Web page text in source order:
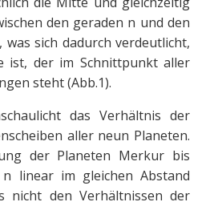
den geraden n und den
was sich dadurch verdeutlicht,
ist, der im Schnittpunkt aller
steht (Abb.1).
das Verhältnis der
aller neun Planeten.
der Planeten Merkur bis
linear im gleichen Abstand
nicht den Verhältnissen der